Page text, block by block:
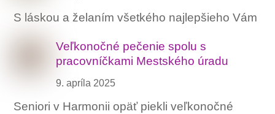
S láskou a želaním všetkého najlepšieho Vám
Veľkonočné pečenie spolu s
pracovníčkami Mestského úradu
9. apríla 2025
Seniori v Harmonii opäť piekli veľkonočné